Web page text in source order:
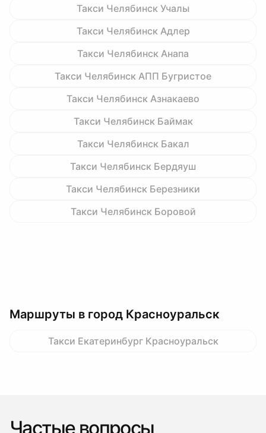
Такси Челябинск Учалы
Такси Челябинск Адлер
Такси Челябинск Анапа
Такси Челябинск АПП Бугристое
Такси Челябинск Азнакаево
Такси Челябинск Баймак
Такси Челябинск Бакал
Такси Челябинск Бердяуш
Такси Челябинск Березники
Такси Челябинск Боровой
Маршруты в город Красноуральск
Такси Екатеринбург Красноуральск
Частые вопросы